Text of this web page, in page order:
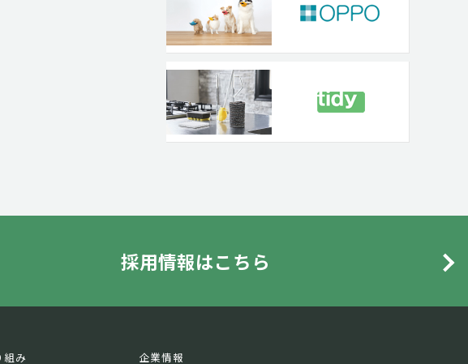
採用情報はこちら
組み 企業情報